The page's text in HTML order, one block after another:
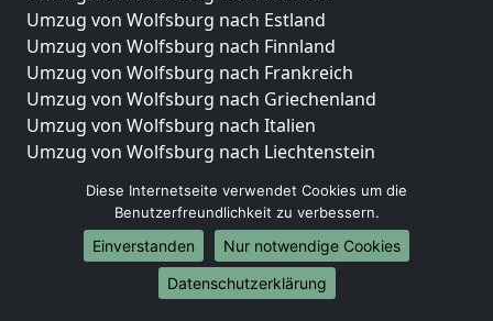
Umzug von Wolfsburg nach Estland
Umzug von Wolfsburg nach Finnland
Umzug von Wolfsburg nach Frankreich
Umzug von Wolfsburg nach Griechenland
Umzug von Wolfsburg nach Italien
Umzug von Wolfsburg nach Liechtenstein
Umzug von Wolfsburg nach Niederlande
Umzug von Wolfsburg nach Norwegen
Umzüge-Deutschlandweit
Diese Internetseite verwendet Cookies um die
Benutzerfreundlichkeit zu verbessern.
Einverstanden
Nur notwendige Cookies
Datenschutzerklärung